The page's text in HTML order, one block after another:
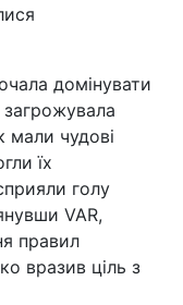
домінувати
загрожувала
мали чудові
їх
голу
VAR,
правил
вразив ціль з